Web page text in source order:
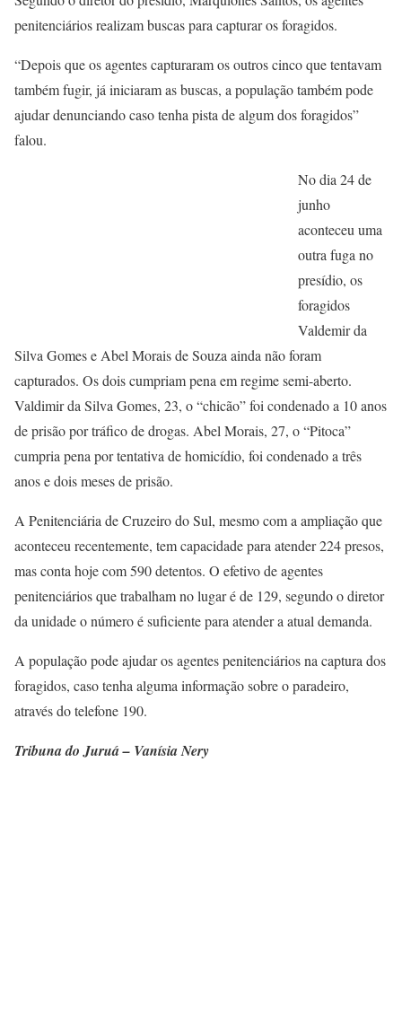
penitenciários realizam buscas para capturar os foragidos.
“Depois que os agentes capturaram os outros cinco que tentavam
também fugir, já iniciaram as buscas, a população também pode
ajudar denunciando caso tenha pista de algum dos foragidos”
falou.
No dia 24 de
junho
aconteceu uma
outra fuga no
presídio, os
foragidos
Valdemir da
Silva Gomes e Abel Morais de Souza ainda não foram
capturados. Os dois cumpriam pena em regime semi-aberto.
Valdimir da Silva Gomes, 23, o “chicão” foi condenado a 10 anos
de prisão por tráfico de drogas. Abel Morais, 27, o “Pitoca”
cumpria pena por tentativa de homicídio, foi condenado a três
anos e dois meses de prisão.
A Penitenciária de Cruzeiro do Sul, mesmo com a ampliação que
aconteceu recentemente, tem capacidade para atender 224 presos,
mas conta hoje com 590 detentos. O efetivo de agentes
penitenciários que trabalham no lugar é de 129, segundo o diretor
da unidade o número é suficiente para atender a atual demanda.
A população pode ajudar os agentes penitenciários na captura dos
foragidos, caso tenha alguma informação sobre o paradeiro,
através do telefone 190.
Tribuna do Juruá – Vanísia Nery